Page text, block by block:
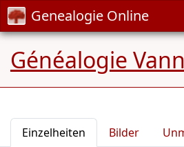
Genealogie Online
Généalogie
Einzelheiten Bilder